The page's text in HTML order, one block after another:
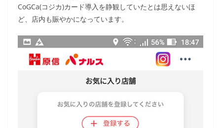
CoGCa(コジカ)カード導入を静観していたとは思えないほ
ど、店内も賑やかになっています。